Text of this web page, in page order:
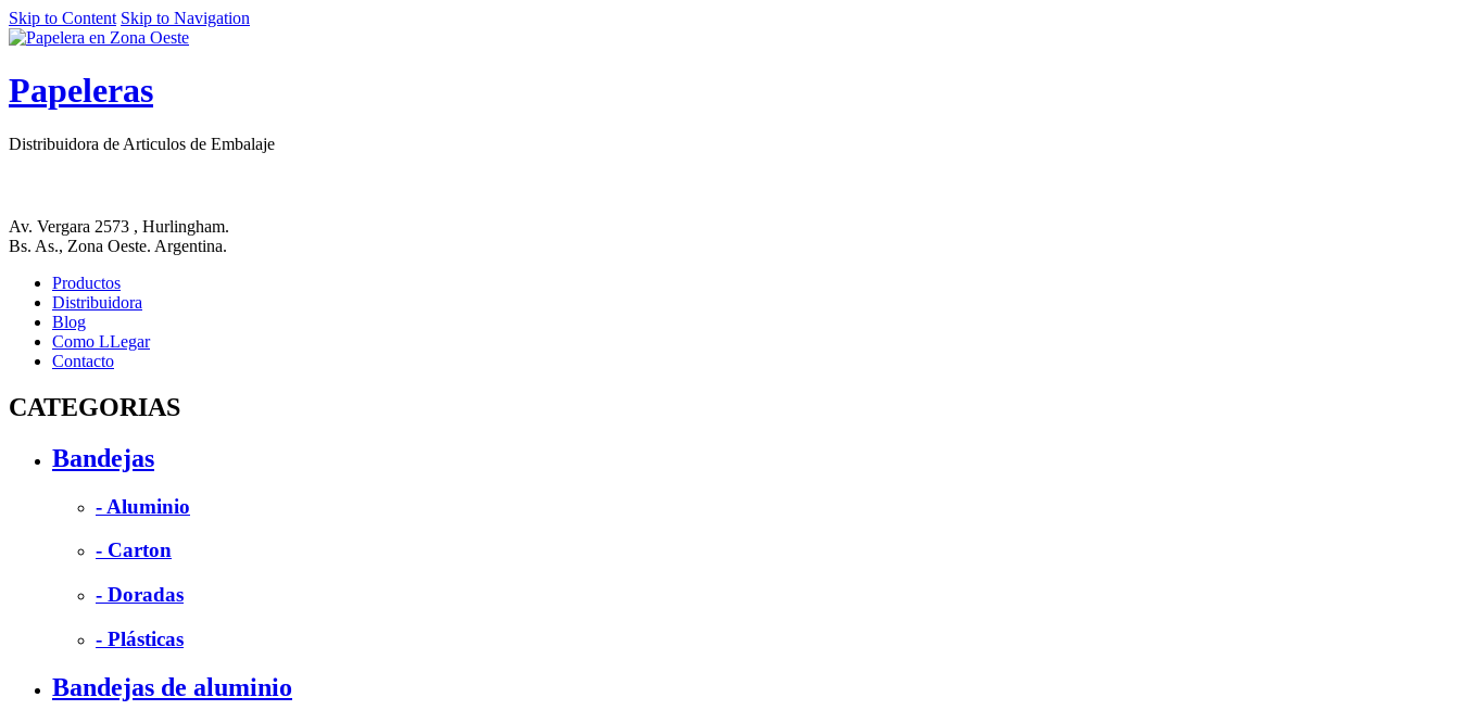
Skip to Content Skip to Navigation
Papeleras
Distribuidora de Articulos de Embalaje
Av. Vergara 2573 , Hurlingham.
Bs. As., Zona Oeste. Argentina.
Productos
Distribuidora
Blog
Como LLegar
Contacto
CATEGORIAS
Bandejas
- Aluminio
- Carton
- Doradas
- Plásticas
Bandejas de aluminio